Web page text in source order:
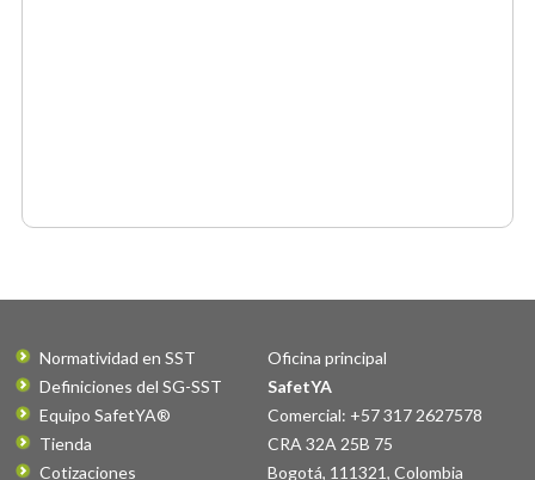
Normatividad en SST
Definiciones del SG-SST
Equipo SafetYA®
Tienda
Cotizaciones
Oficina principal
SafetYA
Comercial: +57 317 2627578
CRA 32A 25B 75
Bogotá, 111321, Colombia